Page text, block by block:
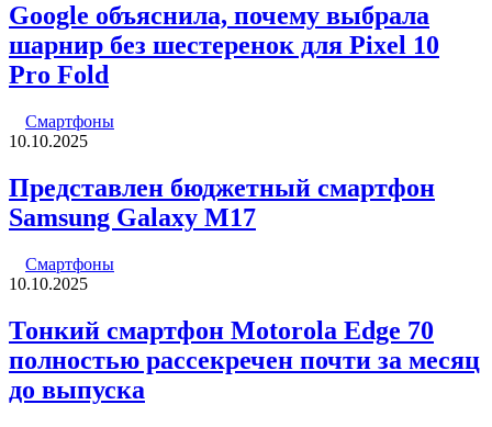
Google объяснила, почему выбрала
шарнир без шестеренок для Pixel 10
Pro Fold
Смартфоны
10.10.2025
Представлен бюджетный смартфон
Samsung Galaxy M17
Смартфоны
10.10.2025
Тонкий смартфон Motorola Edge 70
полностью рассекречен почти за месяц
до выпуска